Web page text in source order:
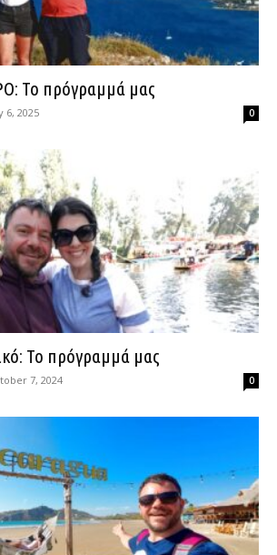
Το πρόγραμμά μας
6, 2025 0
Το πρόγραμμά μας
7, 2024 0